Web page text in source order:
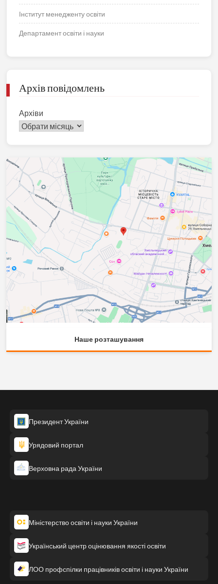
Інститут менедженту освіти
Департамент освіти і науки
Архів повідомлень
Архіви
Наше розташування
Президент України
Урядовий портал
Верховна рада України
Міністерство освіти і науки України
Український центр оцінювання якості освіти
ЛОО профспілки працівників освіти і науки України